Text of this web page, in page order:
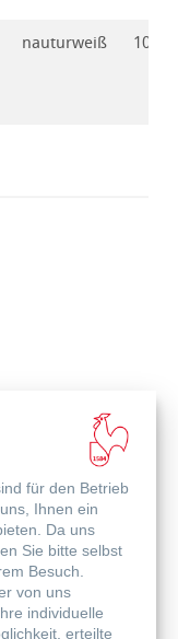
nauturweiß
für den Betrieb
Ihnen ein
Da uns
Sie bitte selbst
Besuch.
von uns
individuelle
erteilte